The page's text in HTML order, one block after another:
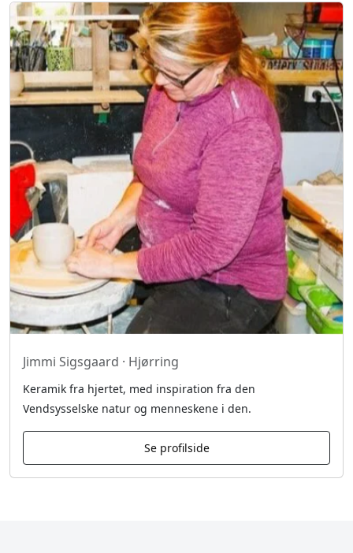
Jimmi Sigsgaard · Hjørring
Keramik fra hjertet, med inspiration fra den
Vendsysselske natur og menneskene i den.
Se profilside